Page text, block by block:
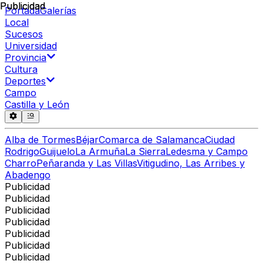
PortadaGalerías
Local
Sucesos
Universidad
Provincia
Cultura
Deportes
Campo
Castilla y León
Alba de TormesBéjarComarca de SalamancaCiudad
RodrigoGuijueloLa ArmuñaLa SierraLedesma y Campo
CharroPeñaranda y Las VillasVitigudino, Las Arribes y
Abadengo
Publicidad
Publicidad
Publicidad
Publicidad
Publicidad
Publicidad
Publicidad
Publicidad
Publicidad